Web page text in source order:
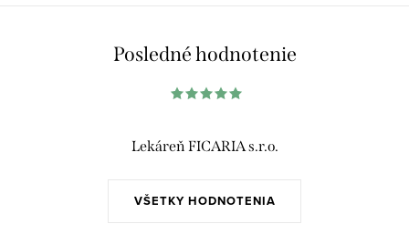
Posledné hodnotenie
VŠETKY HODNOTENIA
Lekáreň FICARIA s.r.o.